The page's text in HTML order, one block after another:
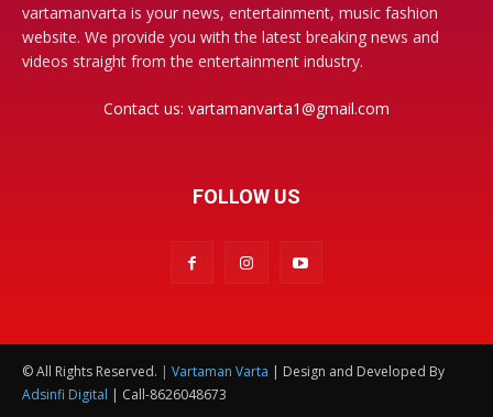
vartamanvarta is your news, entertainment, music fashion
website. We provide you with the latest breaking news and
videos straight from the entertainment industry.
Contact us: vartamanvarta1@gmail.com
FOLLOW US
© All Rights Reserved. | Vartaman Varta | Design and Developed By
Adsinfi Digital | Call-8626048673